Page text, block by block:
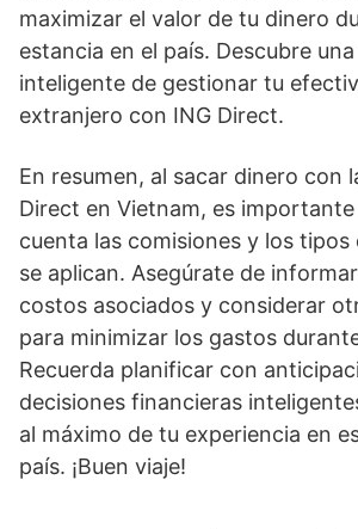
maximizar el valor de tu dinero
estancia en el país. Descubre
inteligente de gestionar tu
extranjero con ING Direct.
En resumen, al sacar dinero con
Direct en Vietnam, es
cuenta las comisiones y los tipos
se aplican. Asegúrate de
costos asociados y considerar
para minimizar los gastos
Recuerda planificar con
decisiones financieras
al máximo de tu experiencia en
país. ¡Buen viaje!